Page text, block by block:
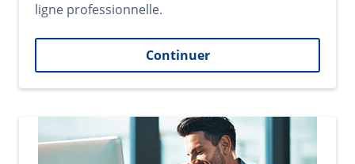
ligne professionnelle.
Continuer